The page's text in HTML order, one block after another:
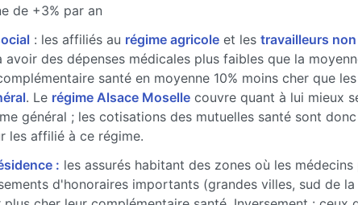
de +3% par an
: les affiliés au régime agricoleet les travailleurs
avoir des dépenses médicales plus faibles que la
santé en moyenne 10% moins cher que
. Le régime Alsace Mosellecouvre quant à lui mieux
général ; les cotisations des mutuelles santé sont
les affilié à ce régime.
: les assurés habitant des zones où les
d'honoraires importants (grandes villes, sud de la